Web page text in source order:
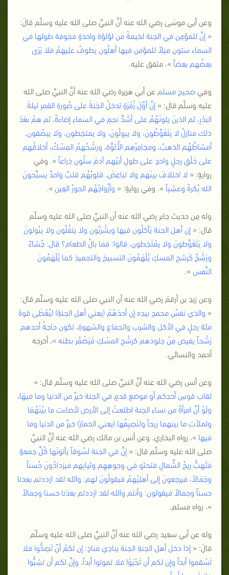
وعن أبي موسَى رضي الله عنه أنَّ النبيَّ صلى الله عليه وسلّم قالَ:
« إنَّ للمؤمِن في الجنة لخيمةً من لؤلؤة واحدةٍ مجوفة طولها في
السماء ستون ميلاً للمؤمن فيها أهلُون يطوفُ علِيهمْ فلا يَرَى
بعضُهم بعضاً»، متفق عليه.
وفيصحيح مسلم عن أبي هريرة رضي الله عنه أنَّ النبيَّ صلى الله
عليه وسلّم قال: « إنَّ أوَّلَ زُمْرَةٍ تدخلُ الجَنةَ على صُورةِ القمر ليلةَ
البدْرِ، ثم الذينَ يلونَهُمُ على أشَدِّ نجمِ في السماءِ إضاءةً، ثم همْ بعَدَ
ذلك منازلُ لا يتَغَوَّطُونَ، ولا يبولُونَ، ولا يمتخِطون، ولا يبصُقون،
أمشاطُهُم الذهبُ، ومجامِرُهم الأُلوَّة، ورشْحُهمُ المِسْكُ، أخلاقُهم
على خَلْقِ رجلٍ واحدٍ على طولِ أبيْهم آدمَ ستُون ذِراعاً». وفي
روايةٍ: « لا اختلافَ بينَهم ولا تباغِضَ، قلوبُهُم قلبٌ واحدٌ يسبِّحونَ
الله بُكرةً وعشِياً». وفي روايةٍ: « وأزُواجُهُم الحورُ العِين ».
وله مِن حديث جابر رضي الله عنه أن النبيَّ صلى الله عليه وسلّم
قال: « إن أهل الجنةِ يَأكلُون فيها ويشْرَبُون ولا يتفُلُون ولا يبُولونَ
ولا يَتَغَوَّطونَ ولا يمْتَخِطون، قالوا: فما بالُ الطعام؟ قال: جُشاءٌ
ورَشْحٌ كَرشحِ المسكِ يُلْهَمُونَ التسبيحَ والتحميدَ كما يُلْهَمُونَ
النَّفس ».
وعن زيدِ بن أرقمَ رضي الله عنه أن النبي صلى الله عليه وسلّم قال:
« والذي نفسُ محمدٍ بيدِه إن أحدَهُمْ (يعني أهل الجنةِ) ليُعْطَى قوةَ
مئةِ رجلٍ في الأكل والشرب والجماعِ والشهوةِ، تكون حاجةُ أحدهم
رَشْحاً يفيض مِنْ جلودهم كرشْحِ المسْكِ فَيَضْمُر بطنه»، أخرجه
أحمد والنسائي.
وعن أنس رضي الله عنه أنَّ النبيَّ صلى الله عليه وسلّم قال: «
لقاب قوسِ أحدِكم أو موضعِ قدمٍ في الجنة خيرٌ من الدنيا وما فيهَا،
ولَوْ أنَّ امرأةً من نساءِ الجنة اطلعتْ إلى الأرض لأضاءت ما بيْنَهُمَا
ولملأت ما بينهما ريحاً ولنَصِيِفُها (يعني الخمارَ) خيرٌ من الدنيا وما
فيها »، رواه البخاري. وعن أنس بن مالك رضي الله عنه أنَّ النبيَّ
صلى الله عليه وسلّم قال: « إنَّ في الجنة لسُوقاً يأتونَها كُلَّ جمعةٍ
فتَهبُّ ريحُ الشَّمالِ فتحثو في وجوهِهِم وثيابِهم فيزدادُونَ حُسناً
وجَمَالاً، فيرجعونَ إلى أهلِيْهمْ فيقولُونَ لهم: والله لقد ازددتم بعدنا
حسناً وجمالاً فيقولون: وأنتم والله لقد ازددتم بعدَنا حسنا وجمالاً
»، رواه مسلم.
وله عن أبي سعيد رضي الله عنه أنَّ النبيَّ صلى الله عليه وسلّم
قالَ: « إذا دخل أهل الجنةِ الجنة ينادِي منادٍ: إن لكمْ أنّ تَصِحُّوا فلا
تَسْقموا أبداً وإن لكم أن تَحْيَوْا فلا تموتوا أبداً، وإنَّ لكم أن تشِبُّوا